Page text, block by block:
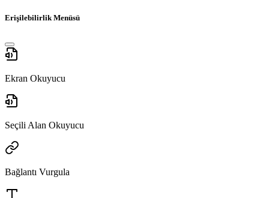
Erişilebilirlik Menüsü
Ekran Okuyucu
Seçili Alan Okuyucu
Bağlantı Vurgula